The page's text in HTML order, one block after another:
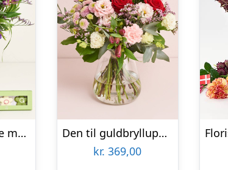
Den fortryllende med CHO CHO marcipanblomster
Den til guldbrylluppet
kr. 369,00